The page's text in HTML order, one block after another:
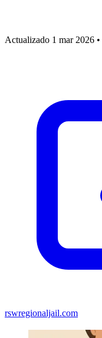
Actualizado 1 mar 2026 •
rswregionaljail.com